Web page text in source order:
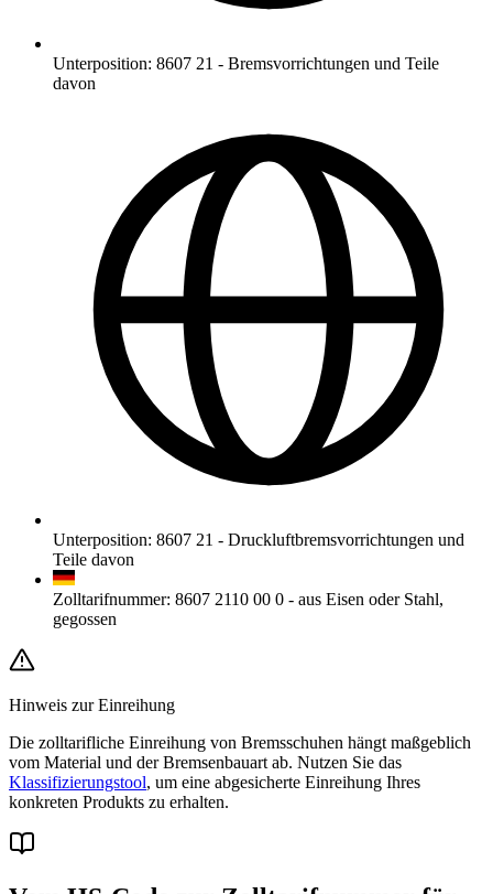
Unterposition: 8607 21 - Bremsvorrichtungen und Teile
davon
Unterposition: 8607 21 - Druckluftbremsvorrichtungen und
Teile davon
Zolltarifnummer: 8607 2110 00 0 - aus Eisen oder Stahl,
gegossen
Hinweis zur Einreihung
Die zolltarifliche Einreihung von Bremsschuhen hängt maßgeblich
vom Material und der Bremsenbauart ab. Nutzen Sie das
Klassifizierungstool, um eine abgesicherte Einreihung Ihres
konkreten Produkts zu erhalten.